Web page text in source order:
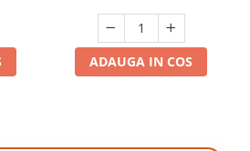
ADAUGA IN COS